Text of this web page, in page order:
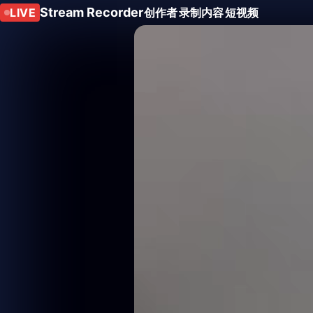
LIVE Stream Recorder创作者录制内容短视频